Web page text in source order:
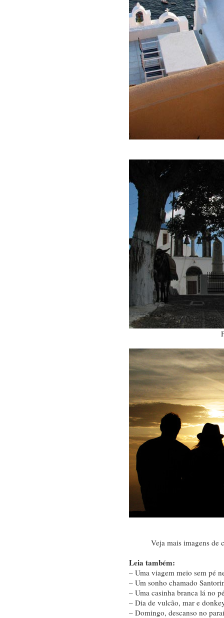
Veja mais imagens de
Leia também:
– Uma viagem meio sem pé
– Um sonho chamado
– Uma casinha branca lá no
– Dia de vulcão, mar e
– Domingo, descanso no